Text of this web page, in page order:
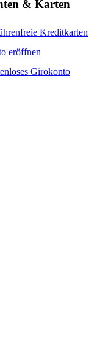
& Karten
Kreditkarten
eröffnen
Girokonto